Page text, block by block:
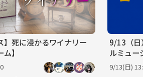
】死に浸かるワイナリー
】
9/13（日
ルミュー
9/13(日)